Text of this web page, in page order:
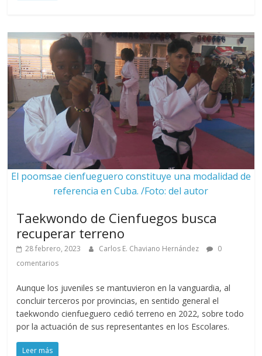
El poomsae cienfueguero constituye una modalidad de
referencia en Cuba. /Foto: del autor
Taekwondo de Cienfuegos busca
recuperar terreno
28 febrero, 2023 Carlos E. Chaviano Hernández
0
comentarios
Aunque los juveniles se mantuvieron en la vanguardia, al
concluir terceros por provincias, en sentido general el
taekwondo cienfueguero cedió terreno en 2022, sobre todo
por la actuación de sus representantes en los Escolares.
Leer más